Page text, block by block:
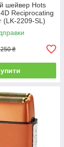
шейвер Hots
Reciprocating
(LK-2209-SL)
₴